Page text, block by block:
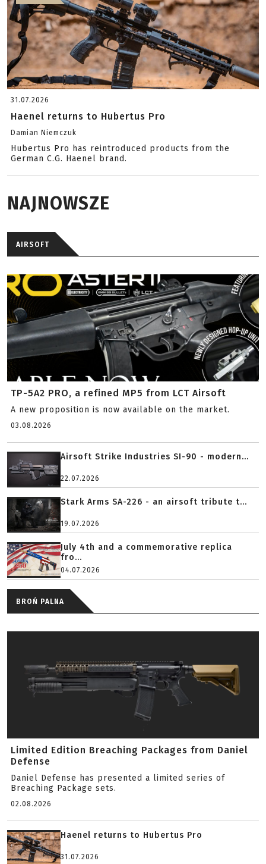
31.07.2026
Haenel returns to Hubertus Pro
Damian Niemczuk
Hubertus Pro has reintroduced products from the
German C.G. Haenel brand.
NAJNOWSZE
AIRSOFT
TP-5A2 PRO, a refined MP5 from LCT Airsoft
A new proposition is now available on the market.
03.08.2026
Airsoft Strike Industries SI-90 - modern...
22.07.2026
Stark Arms SA-226 - an airsoft tribute t...
19.07.2026
July 4th and a commemorative replica
fro...
04.07.2026
BROŃ PALNA
Limited Edition Breaching Packages from Daniel
Defense
Daniel Defense has presented a limited series of
Breaching Package sets.
02.08.2026
Haenel returns to Hubertus Pro
31.07.2026